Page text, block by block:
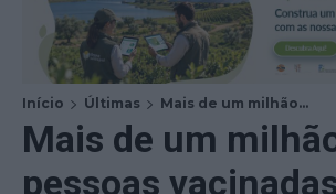
Início Últimas Mais de um milhão...
Mais de um
pessoas